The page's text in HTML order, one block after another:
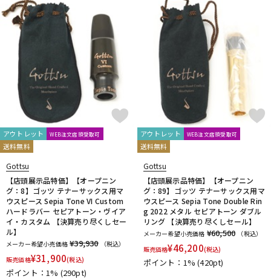
アウトレット WEB注文店頭受取可
送料無料
Gottsu
【店頭展示品特価】【オープニン
グ：8】ゴッツ テナーサックス用マ
ウスピース Sepia Tone VI Custom
ハードラバー セピアトーン・ヴイア
イ・カスタム 【決算売り尽くしセー
ル】
メーカー希望小売価格 ¥39,930
（税込）
販売価格¥31,900(税込)
ポイント：1% (290pt)
アウトレット WEB注文店頭受取可
送料無料
Gottsu
【店頭展示品特価】【オープニン
グ：89】ゴッツ テナーサックス用マ
ウスピース Sepia Tone Double Rin
g 2022 メタル セピアトーン ダブル
リング 【決算売り尽くしセール】
メーカー希望小売価格 ¥60,500
（税込）
販売価格¥46,200(税込)
ポイント：1%(420pt)